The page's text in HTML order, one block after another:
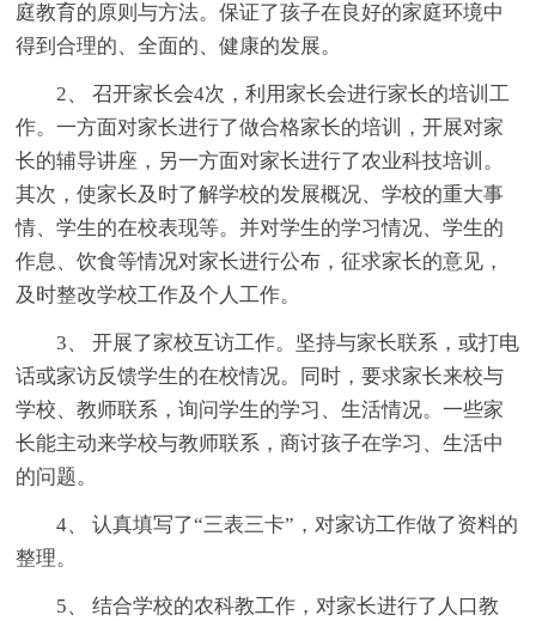
庭教育的原则与方法。保证了孩子在良好的家庭环境中
得到合理的、全面的、健康的发展。
2、 召开家长会4次，利用家长会进行家长的培训工
作。一方面对家长进行了做合格家长的培训，开展对家
长的辅导讲座，另一方面对家长进行了农业科技培训。
其次，使家长及时了解学校的发展概况、学校的重大事
情、学生的在校表现等。并对学生的学习情况、学生的
作息、饮食等情况对家长进行公布，征求家长的意见，
及时整改学校工作及个人工作。
3、 开展了家校互访工作。坚持与家长联系，或打电
话或家访反馈学生的在校情况。同时，要求家长来校与
学校、教师联系，询问学生的学习、生活情况。一些家
长能主动来学校与教师联系，商讨孩子在学习、生活中
的问题。
4、 认真填写了“三表三卡”，对家访工作做了资料的
整理。
5、 结合学校的农科教工作，对家长进行了人口教